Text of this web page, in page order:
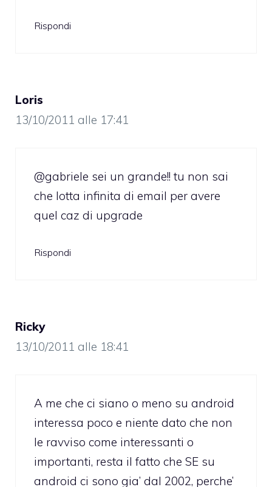
Rispondi
Loris
13/10/2011 alle 17:41
@gabriele sei un grande!! tu non sai
che lotta infinita di email per avere
quel caz di upgrade
Rispondi
Ricky
13/10/2011 alle 18:41
A me che ci siano o meno su android
interessa poco e niente dato che non
le ravviso come interessanti o
importanti, resta il fatto che SE su
android ci sono gia’ dal 2002, perche’